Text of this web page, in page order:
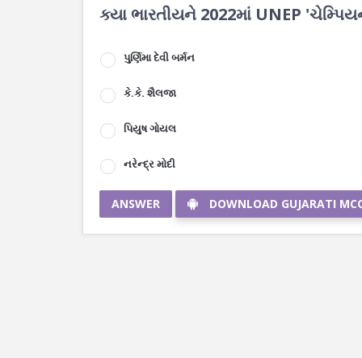
ક્યા ભારતીયને 2022માં UNEP
પુર્ણિમા દેવી બર્મન
કે.કે. શૈલજા
પિયુષ ગોયલ
નરેન્દ્ર મોદી
ANSWER DOWNLOAD GUJARATI